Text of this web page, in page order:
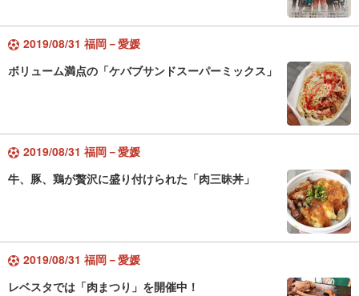
2019/08/31 福岡－愛媛
ボリューム満点の「ケバブサンドスーパーミックス」
2019/08/31 福岡－愛媛
牛、豚、鶏が贅沢に盛り付けられた「肉三昧丼」
2019/08/31 福岡－愛媛
レベスタでは「肉まつり」を開催中！